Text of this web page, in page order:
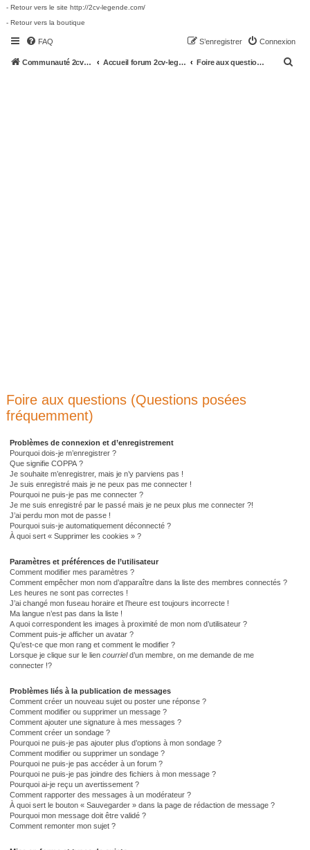
- Retour vers le site http://2cv-legende.com/
- Retour vers la boutique
FAQ Connexion
S’enregistrer
Communauté 2cv-legende.com Accueil forum 2cv-legende.com Foire aux questions (Questions posées fréquemment)
Foire aux questions (Questions posées
fréquemment)
Problèmes de connexion et d’enregistrement
Pourquoi dois-je m’enregistrer ?
Que signifie COPPA ?
Je souhaite m’enregistrer, mais je n’y parviens pas !
Je suis enregistré mais je ne peux pas me connecter !
Pourquoi ne puis-je pas me connecter ?
Je me suis enregistré par le passé mais je ne peux plus me connecter ?!
J’ai perdu mon mot de passe !
Pourquoi suis-je automatiquement déconnecté ?
À quoi sert « Supprimer les cookies » ?
Paramètres et préférences de l’utilisateur
Comment modifier mes paramètres ?
Comment empêcher mon nom d’apparaître dans la liste des membres connectés ?
Les heures ne sont pas correctes !
J’ai changé mon fuseau horaire et l’heure est toujours incorrecte !
Ma langue n’est pas dans la liste !
A quoi correspondent les images à proximité de mon nom d’utilisateur ?
Comment puis-je afficher un avatar ?
Qu’est-ce que mon rang et comment le modifier ?
Lorsque je clique sur le lien courrield’un membre, on me demande de me
connecter !?
Problèmes liés à la publication de messages
Comment créer un nouveau sujet ou poster une réponse ?
Comment modifier ou supprimer un message ?
Comment ajouter une signature à mes messages ?
Comment créer un sondage ?
Pourquoi ne puis-je pas ajouter plus d’options à mon sondage ?
Comment modifier ou supprimer un sondage ?
Pourquoi ne puis-je pas accéder à un forum ?
Pourquoi ne puis-je pas joindre des fichiers à mon message ?
Pourquoi ai-je reçu un avertissement ?
Comment rapporter des messages à un modérateur ?
À quoi sert le bouton « Sauvegarder » dans la page de rédaction de message ?
Pourquoi mon message doit être validé ?
Comment remonter mon sujet ?